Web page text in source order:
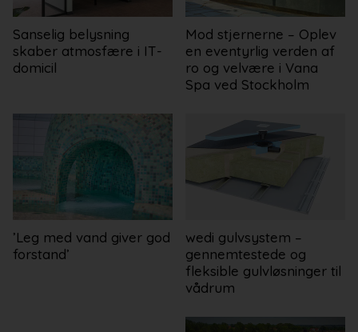
Sanselig belysning
skaber atmosfære i IT-
domicil
Mod stjernerne – Oplev
en eventyrlig verden af
ro og velvære i Vana
Spa ved Stockholm
’Leg med vand giver god
forstand’
wedi gulvsystem –
gennemtestede og
fleksible gulvløsninger til
vådrum